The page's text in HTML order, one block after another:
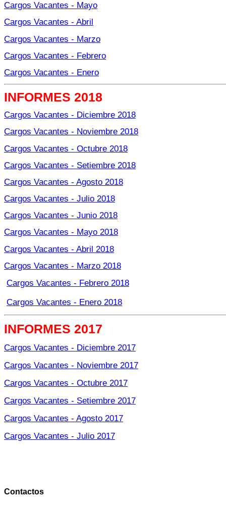
Cargos Vacantes - Mayo
Cargos Vacantes - Abril
Cargos Vacantes - Marzo
Cargos Vacantes - Febrero
Cargos Vacantes - Enero
INFORMES 2018
Cargos Vacantes - Diciembre 2018
Cargos Vacantes - Noviembre 2018
Cargos Vacantes - Octubre 2018
Cargos Vacantes - Setiembre 2018
Cargos Vacantes - Agosto 2018
Cargos Vacantes - Julio 2018
Cargos Vacantes - Junio 2018
Cargos Vacantes - Mayo 2018
Cargos Vacantes - Abril 2018
Cargos Vacantes - Marzo 2018
Cargos Vacantes - Febrero 2018
Cargos Vacantes - Enero 2018
INFORMES 2017
Cargos Vacantes - Diciembre 2017
Cargos Vacantes - Noviembre 2017
Cargos Vacantes - Octubre 2017
Cargos Vacantes - Setiembre 2017
Cargos Vacantes - Agosto 2017
Cargos Vacantes - Julio 2017
Contactos